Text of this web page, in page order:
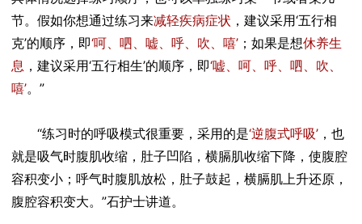
节。假如你想通过练习来减轻疾病症状 ，建议采用‘五行相
克’的顺序，即‘呵、呬、嘘、呼、吹、嘻’ ；如果是想休养生
息 ，建议采用‘五行相生’的顺序，即‘嘘、呵、呼、呬、吹、
嘻’。”
“练习时的呼吸模式很重要，采用的是‘逆腹式呼吸’ ，也
就是吸气时腹肌收缩，肚子凹陷，横膈肌收缩下降，使腹腔
容积变小；呼气时腹肌放松，肚子鼓起，横膈肌上升还原，
腹腔容积变大。”石护士讲道。